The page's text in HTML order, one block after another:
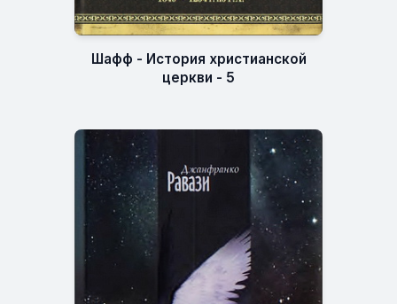
Шафф - История христианской
церкви - 5